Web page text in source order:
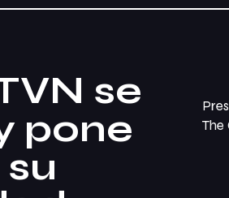
se
pone
The